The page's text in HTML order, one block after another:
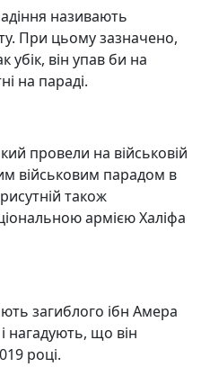
називають
При цьому зазначено,
убік, він упав би на
на параді.
провели на військовій
військовим парадом в
також
армією Халіфа
загиблого ібн Амера
нагадують, що він
році.